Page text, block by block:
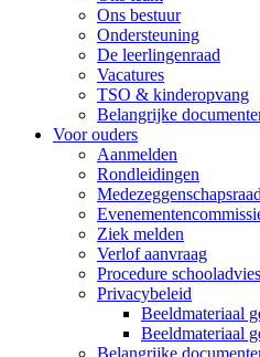
Ons bestuur
Ondersteuning
De leerlingenraad
Vacatures
TSO & kinderopvang
Belangrijke
Voor ouders
Aanmelden
Rondleidingen
Ziek melden
Verlof aanvraag
Procedure schooladvies
Privacybeleid
Beeldmateriaal
Beeldmateriaal
Belangrijke